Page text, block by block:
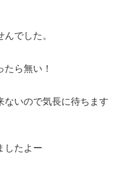
でした。
ら無い！
ないので気長に待ちます
したよー